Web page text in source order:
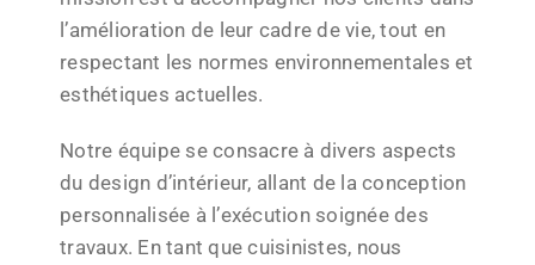
l’amélioration de leur cadre de vie, tout en
respectant les normes environnementales et
esthétiques actuelles.
Notre équipe se consacre à divers aspects
du design d’intérieur, allant de la conception
personnalisée à l’exécution soignée des
travaux. En tant que cuisinistes, nous